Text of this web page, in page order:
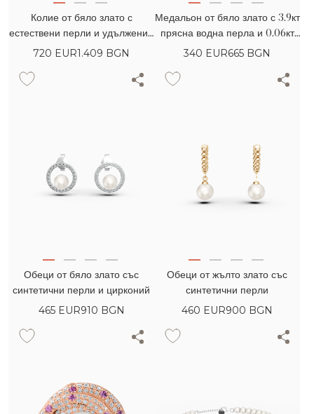
Колие от бяло злато с
естествени перли и удължения
на гърба
720 EUR1.409 BGN
Медальон от бяло злато с 3.9кт
прясна водна перла и 0.06кт
диаманти
340 EUR665 BGN
Обеци от бяло злато със
синтетични перли и цирконий
465 EUR910 BGN
Обеци от жълто злато със
синтетични перли
460 EUR900 BGN